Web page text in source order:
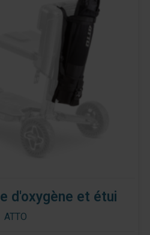
d'oxygène et étui
ATTO